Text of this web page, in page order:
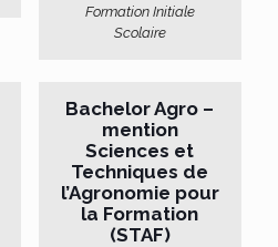
Formation Initiale
Scolaire
Bachelor Agro –
mention
Sciences et
Techniques de
l’Agronomie pour
la Formation
(STAF)